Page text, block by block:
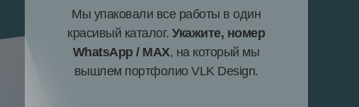
Мы упаковали все работы в один
красивый каталог. Укажите, номер
WhatsApp / MAX, на который мы
вышлем портфолио VLK Design.